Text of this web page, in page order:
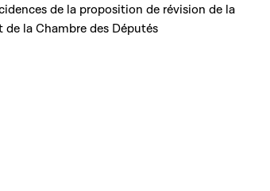
de la proposition de révision de la
la Chambre des Députés